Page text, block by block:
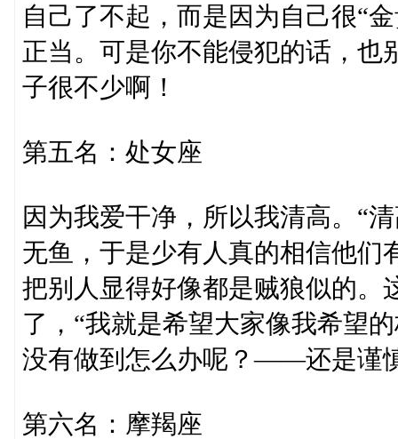
自己了不起，而是因为自己很“
正当。可是你不能侵犯的话，也
子很不少啊！
第五名：处女座
因为我爱干净，所以我清高。“
无鱼，于是少有人真的相信他们
把别人显得好像都是贼狼似的。
了，“我就是希望大家像我希望
没有做到怎么办呢？——还是谨
第六名：摩羯座